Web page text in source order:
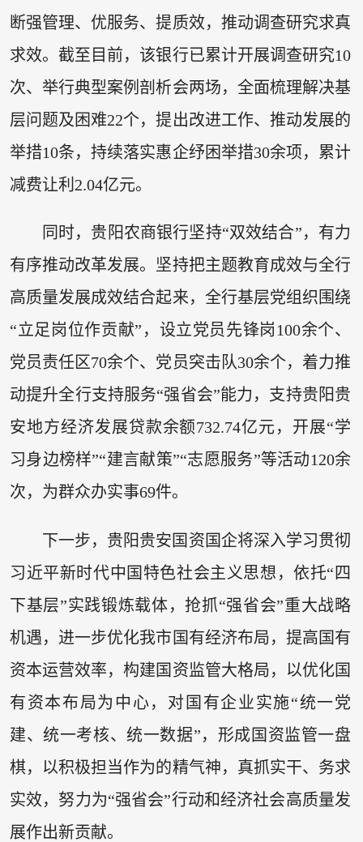
断强管理、优服务、提质效，推动调查研究求真
求效。截至目前，该银行已累计开展调查研究10
次、举行典型案例剖析会两场，全面梳理解决基
层问题及困难22个，提出改进工作、推动发展的
举措10条，持续落实惠企纾困举措30余项，累计
减费让利2.04亿元。
同时，贵阳农商银行坚持“双效结合”，有力
有序推动改革发展。坚持把主题教育成效与全行
高质量发展成效结合起来，全行基层党组织围绕
“立足岗位作贡献”，设立党员先锋岗100余个、
党员责任区70余个、党员突击队30余个，着力推
动提升全行支持服务“强省会”能力，支持贵阳贵
安地方经济发展贷款余额732.74亿元，开展“学
习身边榜样”“建言献策”“志愿服务”等活动120余
次，为群众办实事69件。
下一步，贵阳贵安国资国企将深入学习贯彻
习近平新时代中国特色社会主义思想，依托“四
下基层”实践锻炼载体，抢抓“强省会”重大战略
机遇，进一步优化我市国有经济布局，提高国有
资本运营效率，构建国资监管大格局，以优化国
有资本布局为中心，对国有企业实施“统一党
建、统一考核、统一数据”，形成国资监管一盘
棋，以积极担当作为的精气神，真抓实干、务求
实效，努力为“强省会”行动和经济社会高质量发
展作出新贡献。